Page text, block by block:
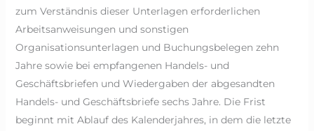
zum Verständnis dieser Unterlagen erforderlichen
Arbeitsanweisungen und sonstigen
Organisationsunterlagen und Buchungsbelegen zehn
Jahre sowie bei empfangenen Handels- und
Geschäftsbriefen und Wiedergaben der abgesandten
Handels- und Geschäftsbriefe sechs Jahre. Die Frist
beginnt mit Ablauf des Kalenderjahres, in dem die letzte